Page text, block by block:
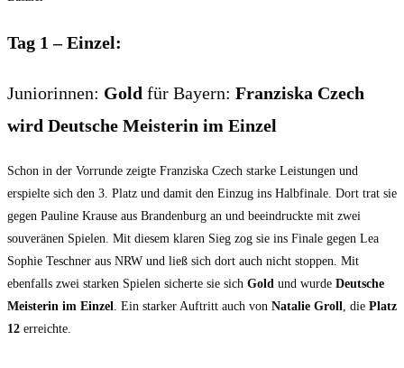
Tag 1 – Einzel:
Juniorinnen: Gold für Bayern: Franziska Czech
wird Deutsche Meisterin im Einzel
Schon in der Vorrunde zeigte Franziska Czech starke Leistungen und
erspielte sich den 3. Platz und damit den Einzug ins Halbfinale. Dort trat sie
gegen Pauline Krause aus Brandenburg an und beeindruckte mit zwei
souveränen Spielen. Mit diesem klaren Sieg zog sie ins Finale gegen Lea
Sophie Teschner aus NRW und ließ sich dort auch nicht stoppen. Mit
ebenfalls zwei starken Spielen sicherte sie sich Gold und wurde Deutsche
Meisterin im Einzel. Ein starker Auftritt auch von Natalie Groll, die Platz
12 erreichte.